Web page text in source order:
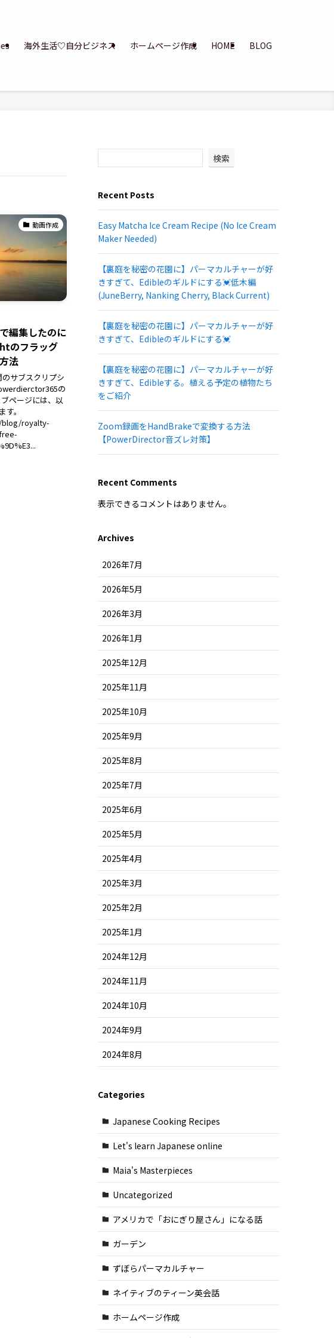
海外生活♡自分ビジネス ホームページ作成 HOME BLOG
動画作成
編集したのに
のフラッグ
法
サブスクリプシ
の
ページには、以
。
royalty-
検索
Recent Posts
Easy Matcha Ice Cream Recipe (No Ice Cream
Maker Needed)
【裏庭を秘密の花園に】パーマカルチャーが好
きすぎて、Edibleのギルドにする💓低木編
(JuneBerry, Nanking Cherry, Black Current)
【裏庭を秘密の花園に】パーマカルチャーが好
きすぎて、Edibleのギルドにする💓
【裏庭を秘密の花園に】パーマカルチャーが好
きすぎて、Edibleする。植える予定の植物たち
をご紹介
Zoom録画をHandBrakeで変換する方法
【PowerDirector音ズレ対策】
Recent Comments
表示できるコメントはありません。
Archives
2026年7月
2026年5月
2026年3月
2026年1月
2025年12月
2025年11月
2025年10月
2025年9月
2025年8月
2025年7月
2025年6月
2025年5月
2025年4月
2025年3月
2025年2月
2025年1月
2024年12月
2024年11月
2024年10月
2024年9月
2024年8月
Categories
Japanese Cooking Recipes
Let's learn Japanese online
Maia's Masterpieces
Uncategorized
アメリカで「おにぎり屋さん」になる話
ガーデン
ずぼらパーマカルチャー
ネイティブのティーン英会話
ホームページ作成